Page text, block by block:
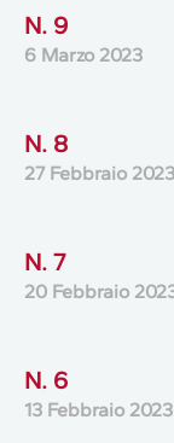
N. 9
6 Marzo 2023
N. 8
27 Febbraio 2023
N. 7
20 Febbraio
N. 6
13 Febbraio 2023